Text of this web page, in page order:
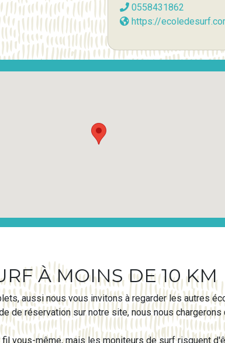
0558431862
https://
À MOINS DE 10 KM
aussi nous vous invitons à regarder les autres
de réservation sur notre site, nous nous
vous-même, mais les moniteurs de surf risquent